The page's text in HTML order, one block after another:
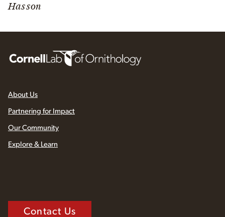
Hasson
About Us
Partnering for Impact
Our Community
Explore & Learn
Contact Us